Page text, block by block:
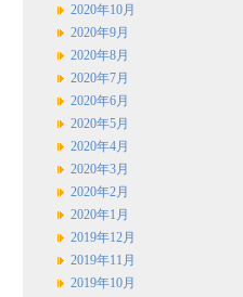
2020年10月
2020年9月
2020年8月
2020年7月
2020年6月
2020年5月
2020年4月
2020年3月
2020年2月
2020年1月
2019年12月
2019年11月
2019年10月